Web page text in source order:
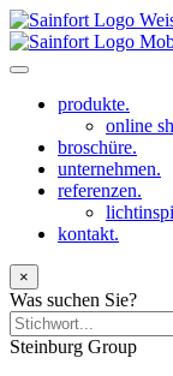
produkte.
online
broschüre.
unternehmen.
referenzen.
kontakt.
×
Was suchen Sie?
Steinburg Group